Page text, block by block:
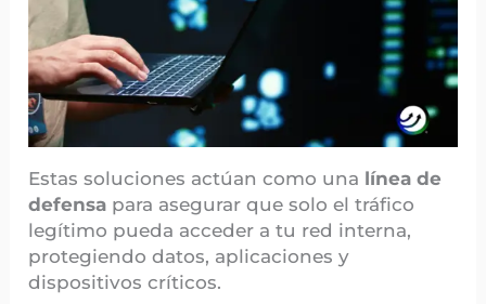
Estas soluciones actúan como una línea de
defensa para asegurar que solo el tráfico
legítimo pueda acceder a tu red interna,
protegiendo datos, aplicaciones y
dispositivos críticos.